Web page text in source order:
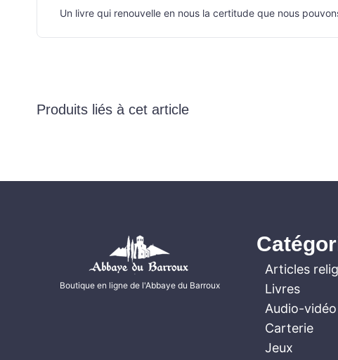
Un livre qui renouvelle en nous la certitude que nous
Produits liés à cet article
Boutique en ligne de l'Abbaye du Barroux
Articles
Livres
Audio-vidéo
Carterie
Jeux